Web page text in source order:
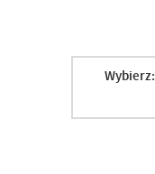
Wybierz: